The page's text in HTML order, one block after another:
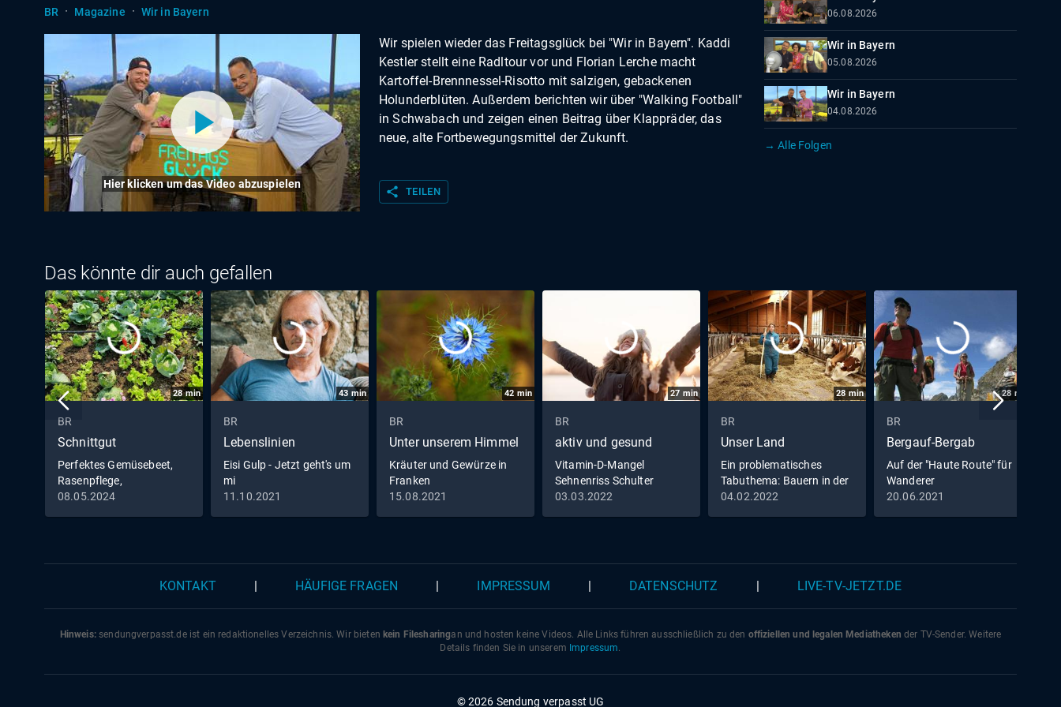
BR · Magazine · Wir in Bayern
Hier klicken um das Video abzuspielen
Wir spielen wieder das Freitagsglück bei "Wir in Bayern". Kaddi
Kestler stellt eine Radltour vor und Florian Lerche macht
Kartoffel-Brennnessel-Risotto mit salzigen, gebackenen
Holunderblüten. Außerdem berichten wir über "Walking Football"
in Schwabach und zeigen einen Beitrag über Klappräder, das
neue, alte Fortbewegungsmittel der Zukunft.
share TEILEN
06.08.2026
Wir in Bayern
05.08.2026
Wir in Bayern
04.08.2026
→ Alle Folgen
Das könnte dir auch gefallen
28min
BR
Schnittgut
Perfektes Gemüsebeet,
Rasenpflege,
Bodendämpfer
08.05.2024
43 min
BR
Lebenslinien
Eisi Gulp - Jetzt geht's um
mi
11.10.2021
42 min
BR
Unter unserem Himmel
Kräuter und Gewürze in
Franken
15.08.2021
27 min
BR
aktiv und gesund
Vitamin-D-Mangel
Sehnenriss Schulter
Meditation to go
03.03.2022
28 min
BR
Unser Land
Ein problematisches
Tabuthema: Bauern in der
Psycho-Krise
04.02.2022
28 min
BR
Bergauf-Bergab
Auf der "Haute Route" für
Wanderer
20.06.2021
KONTAKT HÄUFIGE FRAGEN IMPRESSUM DATENSCHUTZ LIVE-TV-JETZT.DE
Hinweis:sendungverpasst.deist ein redaktionelles Verzeichnis. Wir bieten kein Filesharingan und hosten keine Videos. Alle Links führen ausschließlich zu den offiziellen und legalen Mediatheken der TV-Sender. Weitere
Details finden Sie in unserem Impressum.
© 2026 Sendung verpasst UG